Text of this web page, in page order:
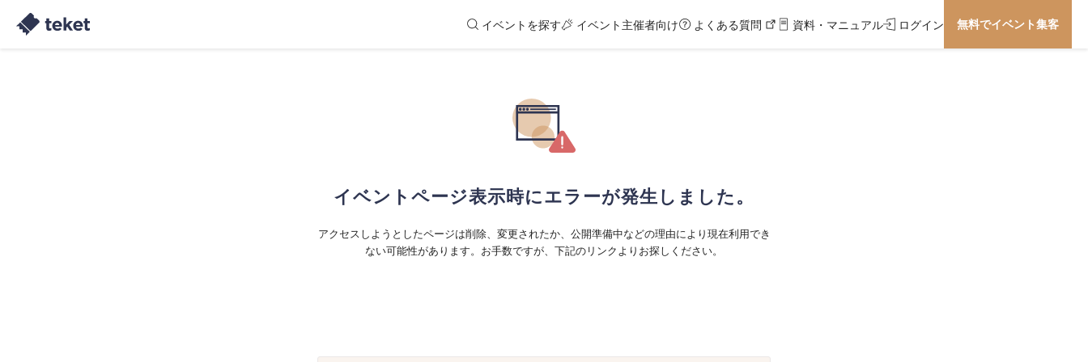
イベントを探す イベント主催者向け よくある質問 資料・マニュアル ログイン 無料でイベント集客
イベントページ表示時にエラーが発生しました。
アクセスしようとしたページは削除、変更されたか、公開準備中などの理由により現在利用でき
ない可能性があります。お手数ですが、下記のリンクよりお探しください。